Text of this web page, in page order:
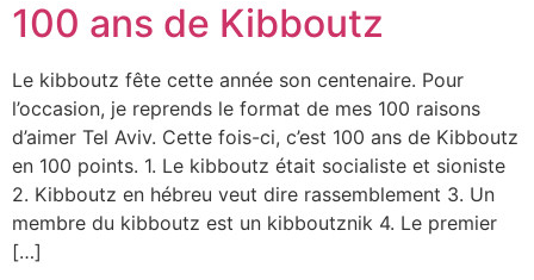
100 ans de Kibboutz
Le kibboutz fête cette année son centenaire. Pour
l’occasion, je reprends le format de mes 100 raisons
d’aimer Tel Aviv. Cette fois-ci, c’est 100 ans de Kibboutz
en 100 points. 1. Le kibboutz était socialiste et sioniste
2. Kibboutz en hébreu veut dire rassemblement 3. Un
membre du kibboutz est un kibboutznik 4. Le premier
[…]